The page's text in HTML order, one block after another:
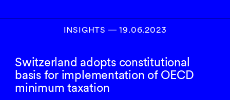
INSIGHTS ― 19.06.2023
Switzerland adopts constitutional
basis for implementation of OECD
minimum taxation